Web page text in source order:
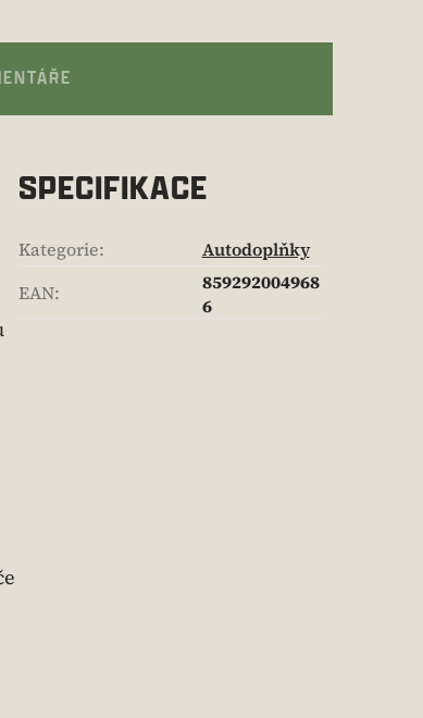
SPECIFIKACE
Kategorie:
Autodoplňky
EAN:
859292004968
6